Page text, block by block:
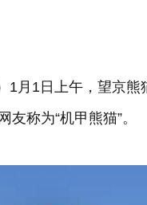
1月1日上午，望京
称为“机甲熊猫”。